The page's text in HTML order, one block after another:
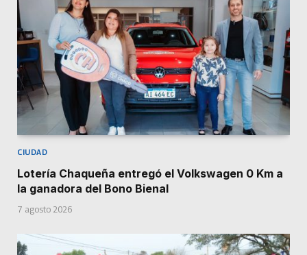
CIUDAD
Lotería Chaqueña entregó el Volkswagen 0 Km a
la ganadora del Bono Bienal
7 agosto 2026